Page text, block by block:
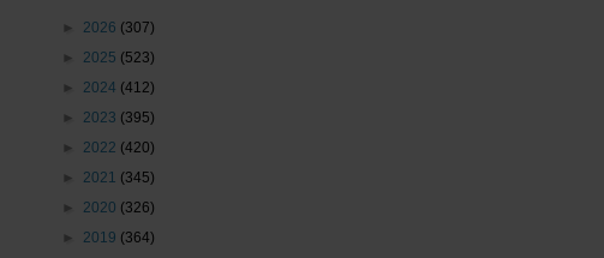
► 2026 (307)
► 2025 (523)
► 2024 (412)
► 2023 (395)
► 2022 (420)
► 2021 (345)
► 2020 (326)
► 2019 (364)